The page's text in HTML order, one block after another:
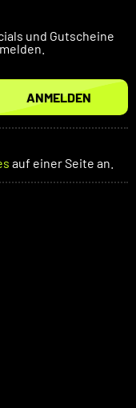
und Gutscheine
ANMELDEN
auf einer Seite an.